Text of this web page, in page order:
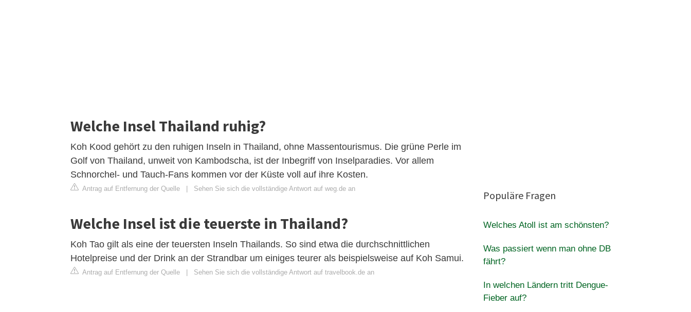
Welche Insel Thailand ruhig?
Koh Kood gehört zu den ruhigen Inseln in Thailand, ohne Massentourismus. Die grüne Perle im
Golf von Thailand, unweit von Kambodscha, ist der Inbegriff von Inselparadies. Vor allem
Schnorchel- und Tauch-Fans kommen vor der Küste voll auf ihre Kosten.
Antrag auf Entfernung der Quelle Sehen Sie sich die vollständige Antwort auf weg.de an
Welche Insel ist die teuerste in Thailand?
Koh Tao gilt als eine der teuersten Inseln Thailands. So sind etwa die durchschnittlichen
Hotelpreise und der Drink an der Strandbar um einiges teurer als beispielsweise auf Koh Samui.
Antrag auf Entfernung der Quelle Sehen Sie sich die vollständige Antwort auf travelbook.de an
Populäre Fragen
Welches Atoll ist am schönsten?
Was passiert wenn man ohne DB
fährt?
In welchen Ländern tritt Dengue-
Fieber auf?